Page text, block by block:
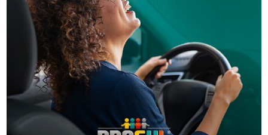
Segurança
Homem é preso por descumprir medida protetiva
em Urussanga